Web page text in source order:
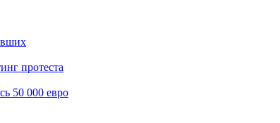
протеста
50 000 евро